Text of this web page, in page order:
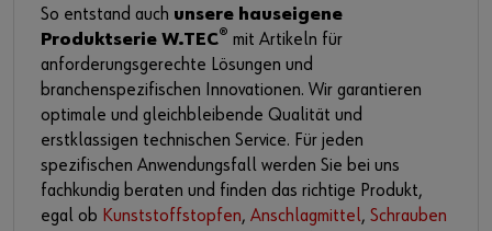
So entstand auch unsere hauseigene
Produktserie W.TEC® mit Artikeln für
anforderungsgerechte Lösungen und
branchenspezifischen Innovationen. Wir garantieren
optimale und gleichbleibende Qualität und
erstklassigen technischen Service. Für jeden
spezifischen Anwendungsfall werden Sie bei uns
fachkundig beraten und finden das richtige Produkt,
egal ob Kunststoffstopfen, Anschlagmittel, Schrauben